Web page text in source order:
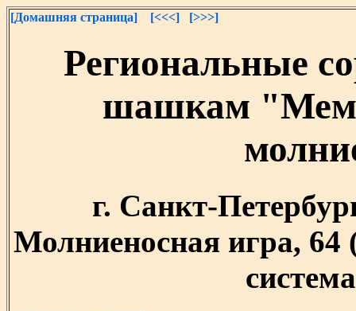
[Домашняя страница] [<<<] [>>>]
Региональные
шашкам
г. Санкт-
Молниеносная игра,